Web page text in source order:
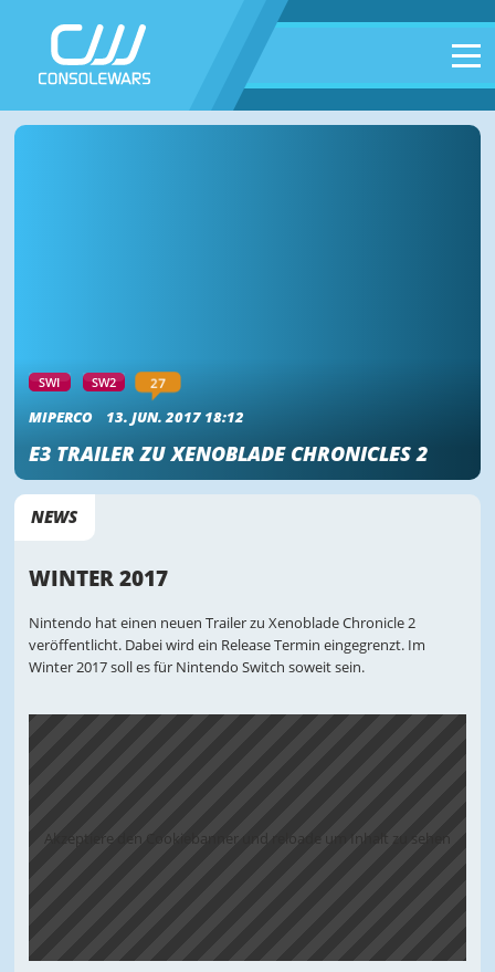
SWI SW2 27
MIPERCO 13. JUN. 2017 18:12
E3 TRAILER ZU XENOBLADE CHRONICLES 2
NEWS
WINTER 2017
Nintendo hat einen neuen Trailer zu Xenoblade Chronicle 2
veröffentlicht. Dabei wird ein Release Termin eingegrenzt. Im
Winter 2017 soll es für Nintendo Switch soweit sein.
Akzeptiere den Cookiebanner und reloade um Inhalt zu sehen